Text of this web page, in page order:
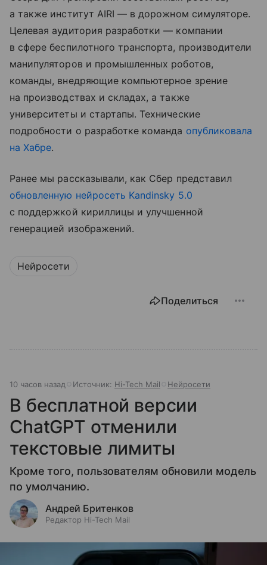
а также институт AIRI — в дорожном симуляторе.
Целевая аудитория разработки — компании
в сфере беспилотного транспорта, производители
манипуляторов и промышленных роботов,
команды, внедряющие компьютерное зрение
на производствах и складах, а также
университеты и стартапы. Технические
подробности о разработке команда опубликовала
на Хабре.
Ранее мы рассказывали, как Сбер представил
обновленную нейросеть Kandinsky 5.0
с поддержкой кириллицы и улучшенной
генерацией изображений.
Нейросети
Поделиться
10 часов назад Источник: Hi-Tech Mail Нейросети
В бесплатной версии
ChatGPT отменили
текстовые лимиты
Кроме того, пользователям обновили модель
по умолчанию.
Андрей Бритенков
Редактор Hi-Tech Mail